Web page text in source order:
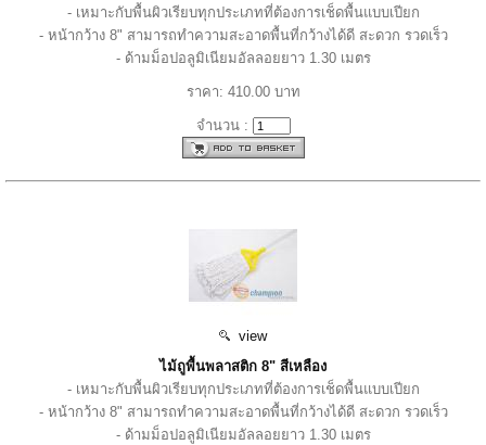
- เหมาะกับพื้นผิวเรียบทุกประเภทที่ต้องการเช็ดพื้นแบบเปียก
- หน้ากว้าง 8" สามารถทำความสะอาดพื้นที่กว้างได้ดี สะดวก รวดเร็ว
- ด้ามม็อปอลูมิเนียมอัลลอยยาว 1.30 เมตร
ราคา: 410.00 บาท
จำนวน :
view
ไม้ถูพื้นพลาสติก 8" สีเหลือง
- เหมาะกับพื้นผิวเรียบทุกประเภทที่ต้องการเช็ดพื้นแบบเปียก
- หน้ากว้าง 8" สามารถทำความสะอาดพื้นที่กว้างได้ดี สะดวก รวดเร็ว
- ด้ามม็อปอลูมิเนียมอัลลอยยาว 1.30 เมตร